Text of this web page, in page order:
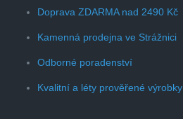
Doprava ZDARMA nad 2490 Kč
Kamenná prodejna ve Strážnici
Odborné poradenství
Kvalitní a léty prověřené výrobky